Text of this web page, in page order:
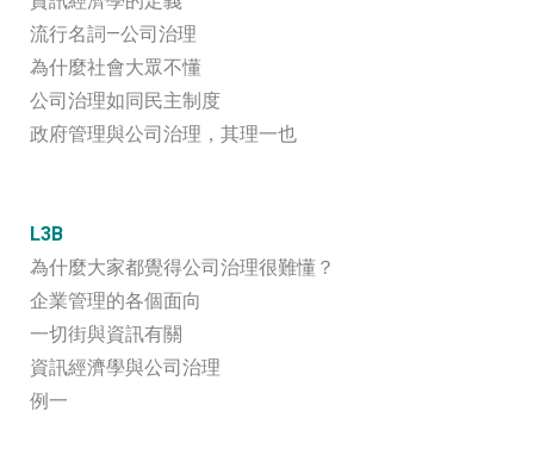
流行名詞—公司治理
為什麼社會大眾不懂
公司治理如同民主制度
政府管理與公司治理，其理一也
L3B
為什麼大家都覺得公司治理很難懂？
企業管理的各個面向
一切街與資訊有關
資訊經濟學與公司治理
例一